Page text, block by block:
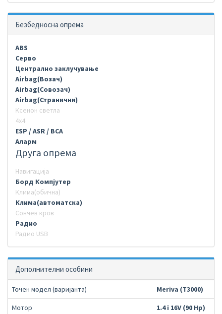
Безбедносна опрема
ABS
Серво
Централно заклучување
Airbag(Возач)
Airbag(Совозач)
Airbag(Странични)
Ксенон светла
4х4
ESP / ASR / BCA
Аларм
Друга опрема
Навигација
Борд Компјутер
Клима(обична)
Клима(автоматска)
Сончев кров
Радио
Радио USB
Дополнителни особини
Точен модел (варијанта) Meriva (T3000)
Мотор 1.4 i 16V (90 Hp)